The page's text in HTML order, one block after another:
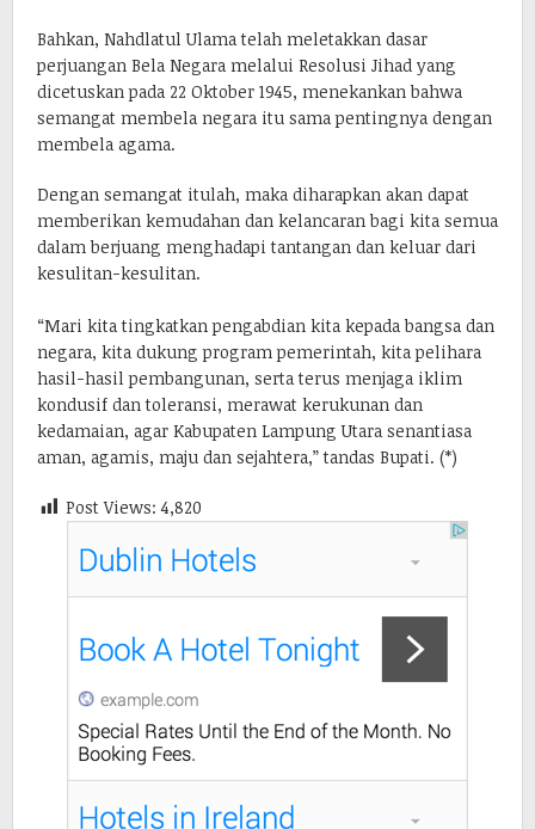
Bahkan, Nahdlatul Ulama telah meletakkan dasar
perjuangan Bela Negara melalui Resolusi Jihad yang
dicetuskan pada 22 Oktober 1945, menekankan bahwa
semangat membela negara itu sama pentingnya dengan
membela agama.
Dengan semangat itulah, maka diharapkan akan dapat
memberikan kemudahan dan kelancaran bagi kita semua
dalam berjuang menghadapi tantangan dan keluar dari
kesulitan-kesulitan.
“Mari kita tingkatkan pengabdian kita kepada bangsa dan
negara, kita dukung program pemerintah, kita pelihara
hasil-hasil pembangunan, serta terus menjaga iklim
kondusif dan toleransi, merawat kerukunan dan
kedamaian, agar Kabupaten Lampung Utara senantiasa
aman, agamis, maju dan sejahtera,” tandas Bupati. (*)
Post Views: 4,820